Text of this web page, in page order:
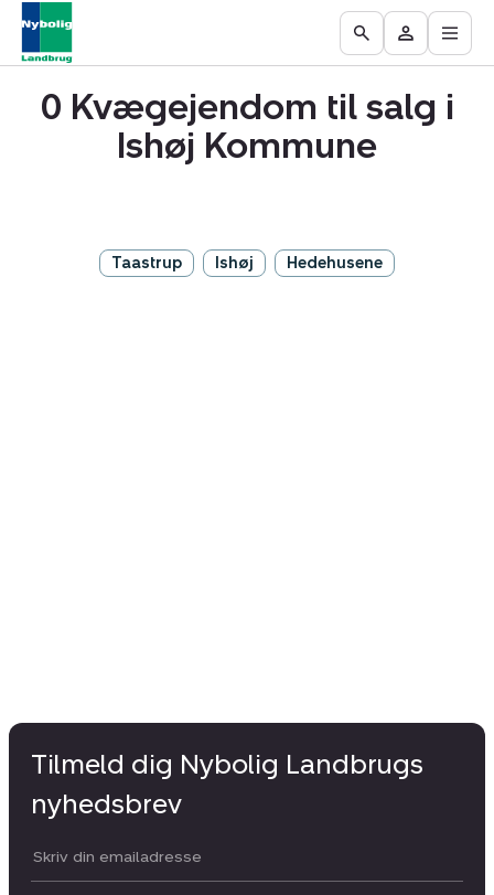
Ejendomme
til
Find
mægler
Få
vurderet
ejendom
Go
to
the
Search
page
Besøg
Mit
område
Åbn
0 Kvægejendom til salg i
Ishøj Kommune
Taastrup Ishøj Hedehusene
Tilmeld dig Nybolig Landbrugs
nyhedsbrev
Din email: